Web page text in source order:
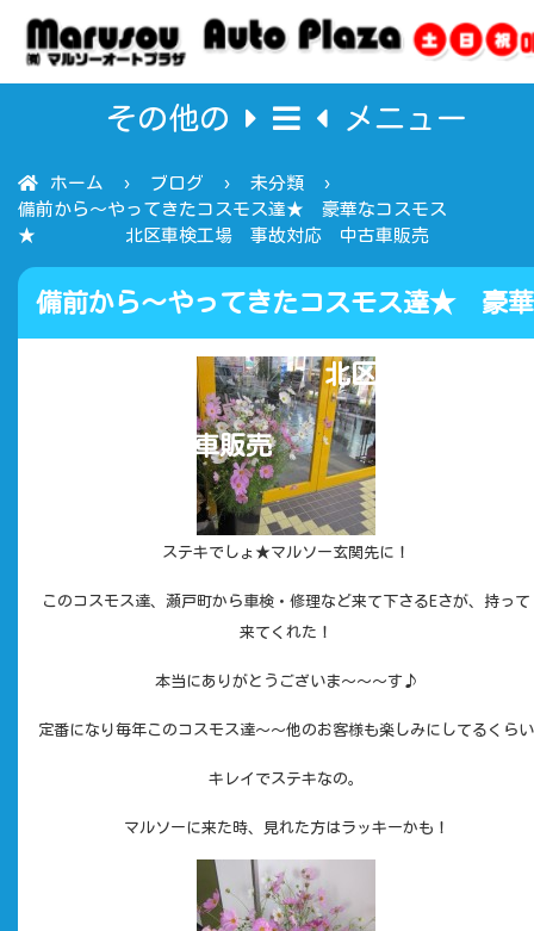
その他の メニュー
ホーム ブログ
未分類
備前から～やってきたコスモス達★ 豪華なコスモス
★ 北区車検工場 事故対応 中古車販売
備前から～やってきたコスモス達★ 豪華
なコスモス★ 北区車検工場 事
故対応 中古車販売
ステキでしょ★マルソー玄関先に！
このコスモス達、瀬戸町から車検・修理など来て下さるEさが、持って
来てくれた！
本当にありがとうございま～～～す♪
定番になり毎年このコスモス達～～他のお客様も楽しみにしてるくらい
キレイでステキなの。
マルソーに来た時、見れた方はラッキーかも！